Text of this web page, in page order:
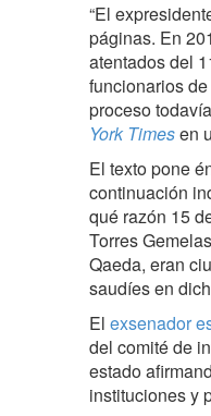
“El
páginas. En
atentados del
funcionarios
proceso
York Timesen
El texto pone
continuación
qué razón 15
Torres
Qaeda, eran
saudíes en
El exsenador
del comité de
estado
instituciones y